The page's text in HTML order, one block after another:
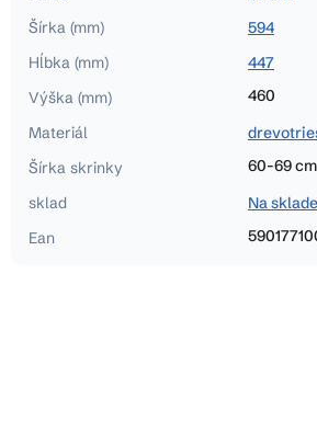
Šírka (mm)
594
Hĺbka (mm)
447
Výška (mm)
460
Materiál
Šírka skrinky
60-69 cm
sklad
Na
Ean